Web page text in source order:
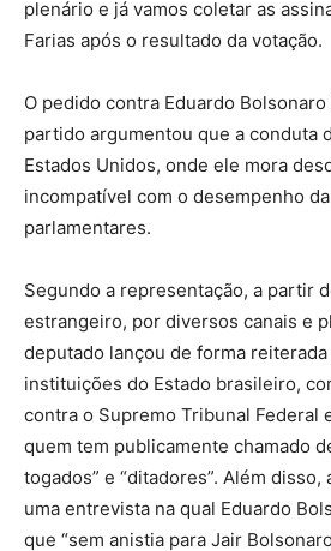
plenário e já vamos coletar as
Farias após o resultado da votação.
O pedido contra Eduardo
partido argumentou que a conduta
Estados Unidos, onde ele mora
incompatível com o desempenho
parlamentares.
Segundo a representação, a partir
estrangeiro, por diversos canais e
deputado lançou de forma
instituições do Estado brasileiro,
contra o Supremo Tribunal Federal
quem tem publicamente chamado
togados” e “ditadores”. Além
uma entrevista na qual Eduardo
que “sem anistia para Jair